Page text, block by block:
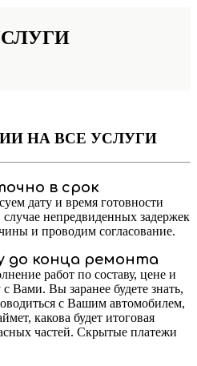
НА ВСЕ УСЛУГИ
в срок
дату и время готовности
непредвиденных задержек
и проводим согласование.
до конца ремонта
работ по составу, цене и
Вами. Вы заранее будете знать,
с Вашим автомобилем,
какова будет итоговая
частей. Скрытые платежи